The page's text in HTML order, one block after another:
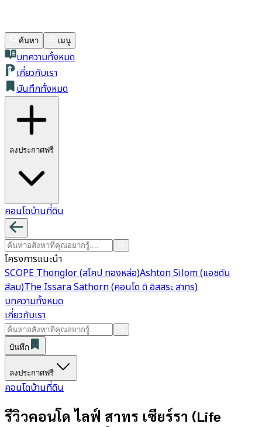
ค้นหา เมนู
บทความทั้งหมด
เกี่ยวกับเรา
บันทึกทั้งหมด
ลงประกาศฟรี
คอนโดบ้านที่ดิน
โครงการแนะนำ
SCOPE Thonglor (สโคป ทองหล่อ)Ashton Silom (แอชตัน
สีลม)The Issara Sathorn (คอนโด ดิ อิสสระ สาทร)
บทความทั้งหมด
เกี่ยวกับเรา
บันทึก
ลงประกาศฟรี
คอนโดบ้านที่ดิน
รีวิวคอนโด ไลฟ์ สาทร เซียร์รา (Life